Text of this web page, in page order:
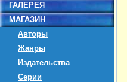
ГАЛЕРЕЯ
МАГАЗИН
Авторы
Жанры
Издательства
Серии